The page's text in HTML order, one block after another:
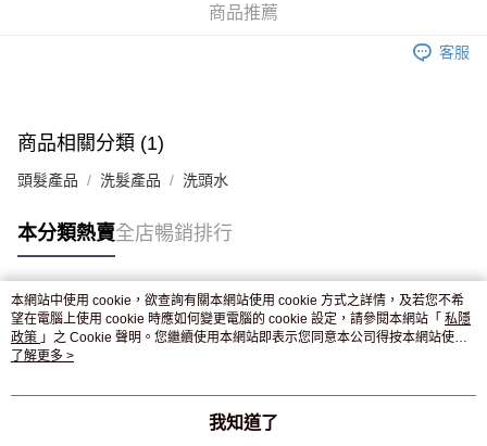
付款後門市自取，訂單確認後2-4個工作天到店，7天內取。逾期後
商品推薦
客服
商品相關分類 (1)
頭髮產品 洗髮產品 洗頭水
本分類熱賣全店暢銷排行
熱門標籤
熱銷排行
本網站中使用 cookie，欲查詢有關本網站使用 cookie 方式之詳情，及若您不希
望在電腦上使用 cookie 時應如何變更電腦的 cookie 設定，請參閱本網站「 私隱
政策 」之 Cookie 聲明。您繼續使用本網站即表示您同意本公司得按本網站使用
條款之 Cookie 聲明使用 cookie。
了解更多 >
我知道了